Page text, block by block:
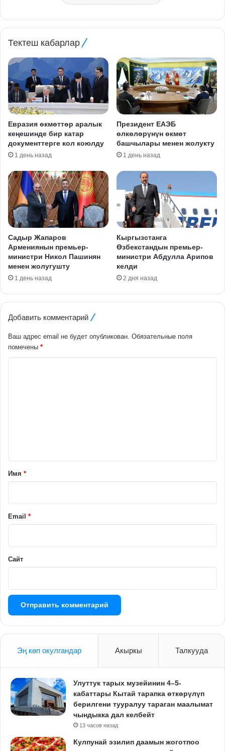
Тектеш кабарлар
Евразия өкмөттөр аралык
кеңешинде бир катар
документтерге кол коюлду
1 день назад
Президент ЕАЭБ
өлкөлөрүнүн өкмөт
башчылары менен жолукту
1 день назад
Садыр Жапаров
Армениянын премьер-
министри Никол Пашинян
менен жолугушту
1 день назад
Кыргызстанга
Өзбекстандын премьер-
министри Абдулла Арипов
келди
2 дня назад
Добавить комментарий
Ваш адрес email не будет опубликован. Обязательные поля
помечены *
а
р
й
Имя *
Email *
Сайт
Эң көп окулгандар Акыркы Талкууда
Улуттук тарых музейинин 4–5-
кабаттары Кытай тарапка өткөрүлүп
берилгени тууралуу тараган маалымат
чындыкка дал келбейт
13 часов назад
Кулпунай эзилип даамын жоготпоо